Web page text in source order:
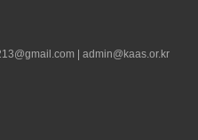
| admin@kaas.or.kr